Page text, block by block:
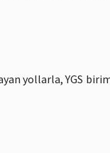
yollarla, YGS